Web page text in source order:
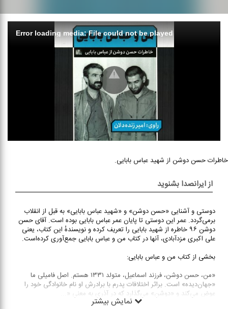
Error loading media: File could not be played
خاطرات حسن دوشن از شهید عباس بابایی.
از ایرانصدا بشنوید
دوستی و آشنایی «حسن دوشن» و «شهید عباس بابایی» به قبل از انقلاب
برمی‌گردد. عمر این دوستی تا پایان عمر عباس بابایی بوده است. آقای حسن
دوشن ۹۶ خاطره از شهید بابایی را تعریف کرده و نویسندهٔ این کتاب، یعنی
علی اکبری مزدآبادی، آنها در کتاب من و عباس بابایی جمع‌آوری کرده‌است.
بخشی از کتاب من و عباس بابایی:
«من، حسن دوشن، فرزند اسماعیل، متولد ۱۳۳۱ هستم. اصل فامیلی ما
«جهان‌دیده» است. براثر اختلافات پدرم با برادرش او نام خانوادگی خود را
عوض می‌کند و «دوشن» می‌گذارد که در آذری به معنی «
نمایش بیشتر